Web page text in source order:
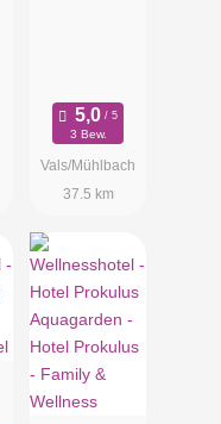
3 Bew.
Vals/Mühlbach
37.5 km